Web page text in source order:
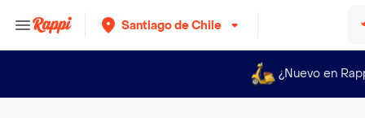
Santiago de Chile
¿Nuevo en